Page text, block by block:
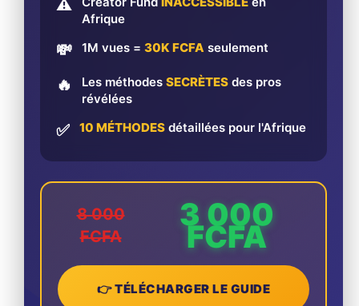
⚠️
Afrique
💸 1M vues = 30K FCFA seulement
🔥 Les méthodes SECRÈTES des pros
révélées
✅ 10 MÉTHODES détaillées pour l'Afrique
8 000
FCFA
3 000
FCFA
👉 TÉLÉCHARGER LE GUIDE